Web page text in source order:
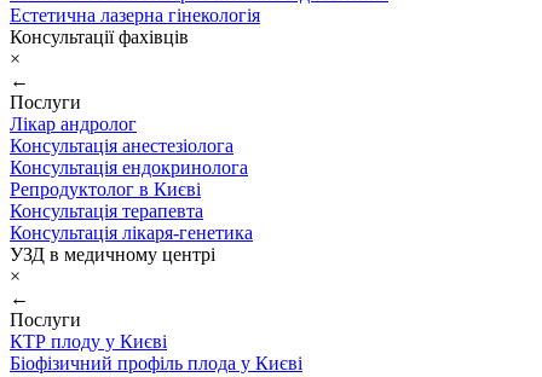
Естетична лазерна гінекологія
Консультації фахівців
×
←
Послуги
Лікар андролог
Консультація анестезіолога
Консультація ендокринолога
Репродуктолог в Києві
Консультація терапевта
Консультація лікаря-генетика
УЗД в медичному центрі
×
←
Послуги
КТР плоду у Києві
Біофізичний профіль плода у Києві